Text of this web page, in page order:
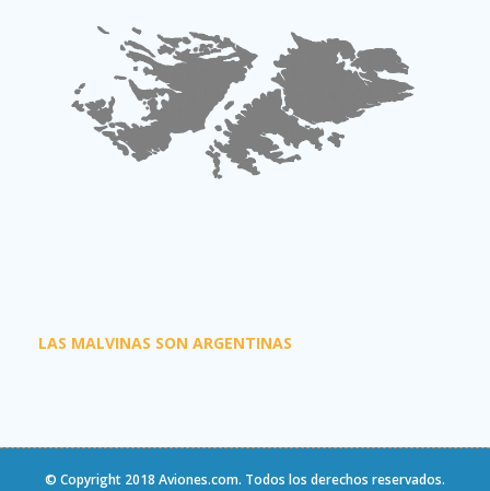
LAS MALVINAS SON ARGENTINAS
© Copyright 2018 Aviones.com. Todos los derechos reservados.